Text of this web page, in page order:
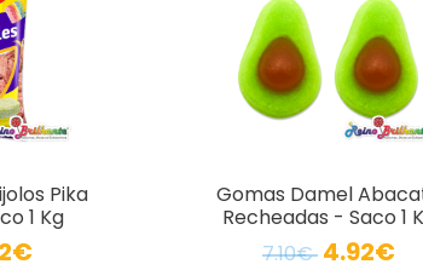
Pika
1 Kg
Gomas Damel
Recheadas - Saco 1
7.10€ 4.92€